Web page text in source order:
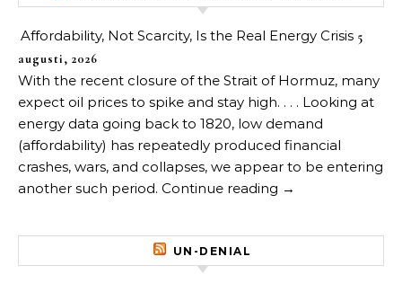
Affordability, Not Scarcity, Is the Real Energy Crisis 5
augusti, 2026
With the recent closure of the Strait of Hormuz, many
expect oil prices to spike and stay high. . . . Looking at
energy data going back to 1820, low demand
(affordability) has repeatedly produced financial
crashes, wars, and collapses, we appear to be entering
another such period. Continue reading →
UN-DENIAL